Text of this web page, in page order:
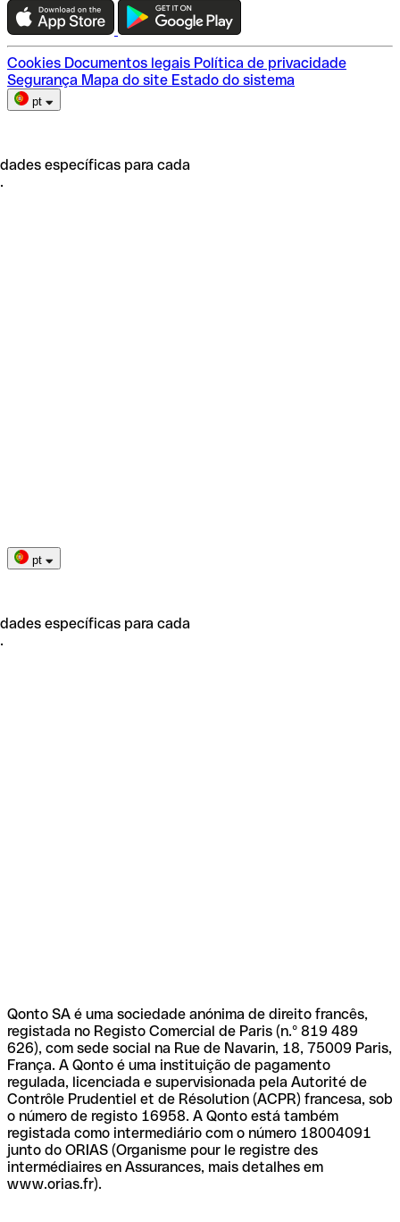
Escolha do plano
Cookies Documentos legais Política de privacidade
Segurança Mapa do site Estado do sistema
pt
específicas para cada
pt
específicas para cada
Qonto SA é uma sociedade anónima de direito francês,
registada no Registo Comercial de Paris (n.º 819 489
626), com sede social na Rue de Navarin, 18, 75009 Paris,
França. A Qonto é uma instituição de pagamento
regulada, licenciada e supervisionada pela Autorité de
Contrôle Prudentiel et de Résolution (ACPR) francesa, sob
o número de registo 16958. A Qonto está também
registada como intermediário com o número 18004091
junto do ORIAS (Organisme pour le registre des
intermédiaires en Assurances, mais detalhes em
www.orias.fr).